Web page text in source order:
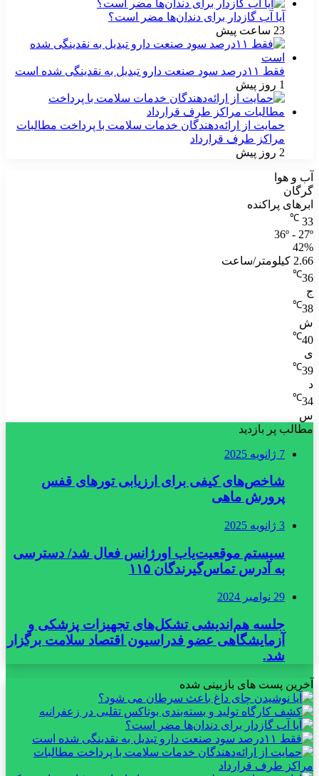
آیا آب گازدار برای دندان‌ها مضر است؟
23 ساعت پیش
فقط ۱۱‌درصد سود صنعت دارو تبدیل به نقدینگی شده است
1 روز پیش
حمایت از ارائه‌دهندگان خدمات سلامت با پرداخت مطالبات
مراکز طرف قرارداد
2 روز پیش
آب و هوا
گرگان
ابرهای پراکنده
33
℃
36º - 27º
42%
2.66 کیلومتر/ساعت
36
℃
ج
38
℃
ش
40
℃
ی
39
℃
د
34
℃
س
مطالب پر بازدید
7 ژانویه 2025
شاخص‌های کیفی برای ارزیابی تورهای قفس
پرورش ماهی
3 ژانویه 2025
سیستم موقعیت‌یاب اورژانس فعال شد/ دسترسی
به آدرس تماس‌گیرندگان ۱۱۵
29 نوامبر 2024
جلسه هم‌اندیشی تشکل‌های تجهیزات پزشکی و
آزمایشگاهی عضو فدراسیون اقتصاد سلامت برگزار
شد.
آخرین پست های بازبینی شده